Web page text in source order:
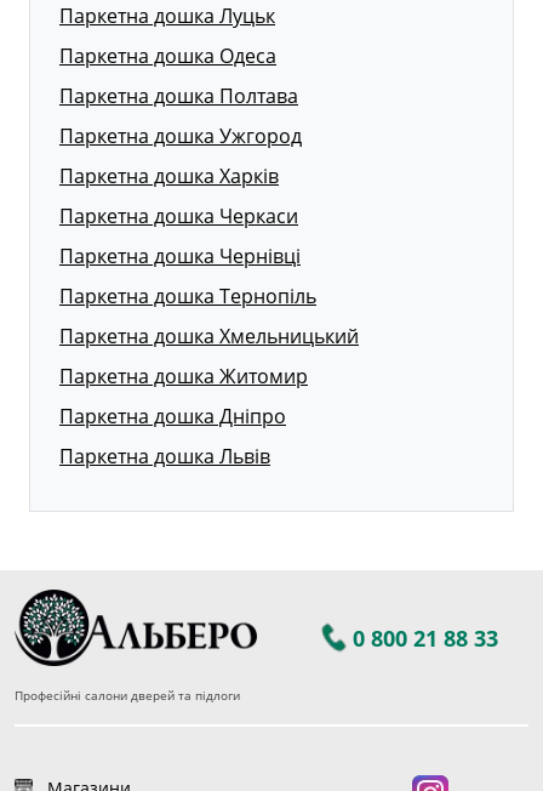
Паркетна дошка Луцьк
Паркетна дошка Одеса
Паркетна дошка Полтава
Паркетна дошка Ужгород
Паркетна дошка Харків
Паркетна дошка Черкаси
Паркетна дошка Чернівці
Паркетна дошка Тернопіль
Паркетна дошка Хмельницький
Паркетна дошка Житомир
Паркетна дошка Дніпро
Паркетна дошка Львів
0 800 21 88 33
Професійні салони дверей та підлоги